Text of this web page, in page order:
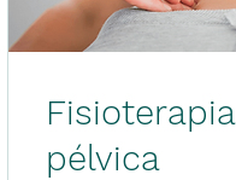
Fisioterapia
pélvica